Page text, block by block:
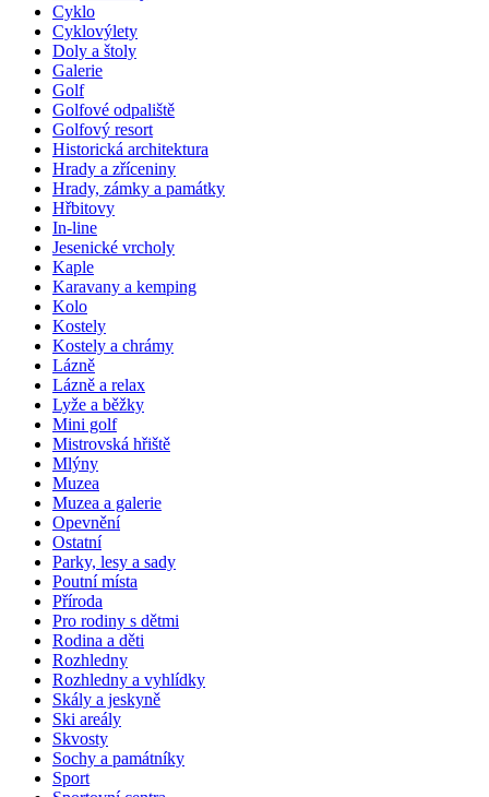
Cyklo
Cyklovýlety
Doly a štoly
Galerie
Golf
Golfové odpaliště
Golfový resort
Historická architektura
Hrady a zříceniny
Hrady, zámky a památky
Hřbitovy
In-line
Jesenické vrcholy
Kaple
Karavany a kemping
Kolo
Kostely
Kostely a chrámy
Lázně
Lázně a relax
Lyže a běžky
Mini golf
Mistrovská hřiště
Mlýny
Muzea
Muzea a galerie
Opevnění
Ostatní
Parky, lesy a sady
Poutní místa
Příroda
Pro rodiny s dětmi
Rodina a děti
Rozhledny
Rozhledny a vyhlídky
Skály a jeskyně
Ski areály
Skvosty
Sochy a památníky
Sport